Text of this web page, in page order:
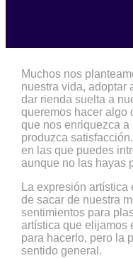
Muchos nos
nuestra vida, adoptar
dar rienda suelta a
queremos hacer algo
que nos enriquezca
produzca
en las que puedes
aunque no las hayas
La expresión
de sacar de nuestra
sentimientos para
artística que elijamos
para hacerlo, pero la
sentido general.